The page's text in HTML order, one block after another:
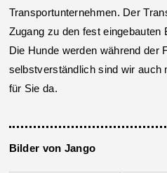
Transportunternehmen. Der
Zugang zu den fest
Die Hunde werden während der
selbstverständlich sind wir auch
für Sie da.
Bilder von Jango